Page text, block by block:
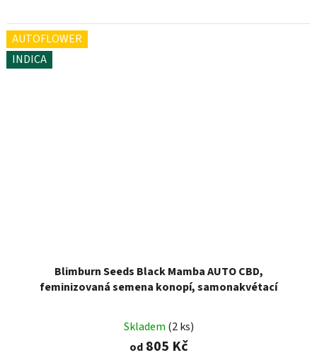
AUTOFLOWER
INDICA
Blimburn Seeds Black Mamba AUTO CBD,
feminizovaná semena konopí, samonakvétací
Skladem (2 ks)
od805 Kč